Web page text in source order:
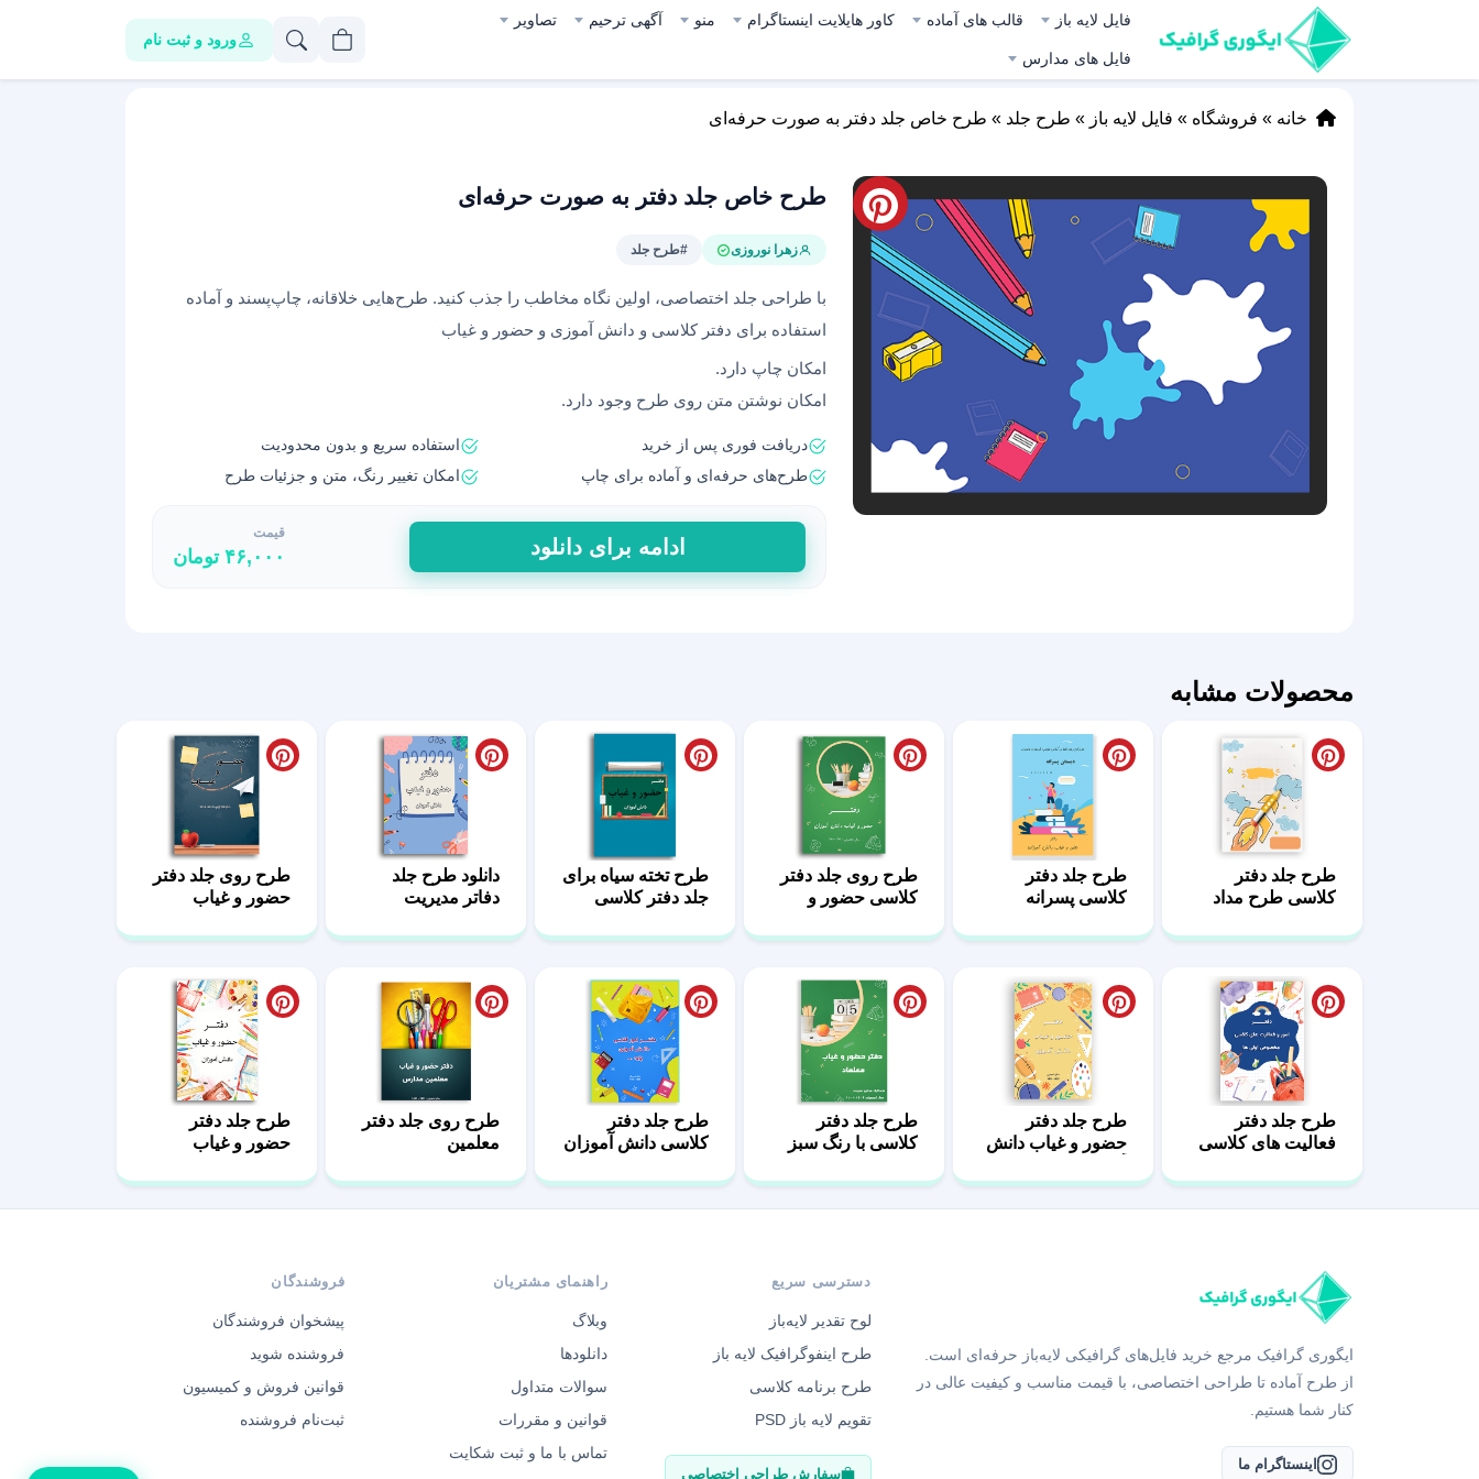
فایل لایه باز قالب های آماده کاور هایلایت اینستاگرام منو آگهی ترحیم تصاویر
فایل های مدارس
ورود و ثبت نام
خانه » فروشگاه » فایل لایه باز » طرح جلد » طرح خاص جلد دفتر به صورت حرفه‌ای
طرح خاص جلد دفتر به صورت حرفه‌ای
زهرا نوروزی #طرح جلد
با طراحی جلد اختصاصی، اولین نگاه مخاطب را جذب کنید. طرح‌هایی خلاقانه، چاپ‌پسند و آماده
استفاده برای دفتر کلاسی و دانش آموزی و حضور و غیاب
امکان چاپ دارد.
امکان نوشتن متن روی طرح وجود دارد.
دریافت فوری پس از خرید
استفاده سریع و بدون محدودیت
طرح‌های حرفه‌ای و آماده برای چاپ
امکان تغییر رنگ، متن و جزئیات طرح
طرح
خاص
جلد
ادامه برای دانلود
قیمت
۴۶,۰۰۰ تومان
محصولات مشابه
طرح جلد دفتر
کلاسی طرح مداد
طرح جلد دفتر
کلاسی پسرانه
طرح روی جلد دفتر
کلاسی حضور و
طرح تخته سیاه برای
جلد دفتر کلاسی
دانلود طرح جلد
دفاتر مدیریت
طرح روی جلد دفتر
حضور و غیاب
طرح جلد دفتر
فعالیت های کلاسی
طرح جلد دفتر
حضور و غیاب دانش
طرح جلد دفتر
کلاسی با رنگ سبز
طرح جلد دفتر
کلاسی دانش آموزان
طرح روی جلد دفتر
معلمین
طرح جلد دفتر
حضور و غیاب
ایگوری گرافیک مرجع خرید فایل‌های گرافیکی لایه‌باز حرفه‌ای است.
از طرح آماده تا طراحی اختصاصی، با قیمت مناسب و کیفیت عالی در
کنار شما هستیم.
اینستاگرام ما
دسترسی سریع
لوح تقدیر لایه‌باز
طرح اینفوگرافیک لایه باز
طرح برنامه کلاسی
تقویم لایه باز PSD
سفارش طراحی اختصاصی
راهنمای مشتریان
وبلاگ
دانلودها
سوالات متداول
قوانین و مقررات
تماس با ما و ثبت شکایت
فروشندگان
پیشخوان فروشندگان
فروشنده شوید
قوانین فروش و کمیسیون
ثبت‌نام فروشنده